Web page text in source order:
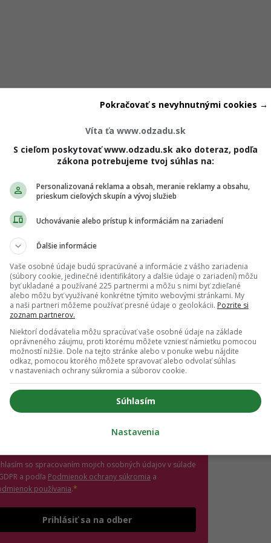
romantické momenty a vzájomná energia spôsobili, že sa
medzi najväčšie favoritky. Na sociálnych sieťach sa
že by mala celú sériu vyhrať.
spoločné individuálne rande. Počas nich bolo vidieť, že si
Adrian si Sabinu dokonca opakovane vyberal na
ti nič neutečie! 💌
vedieť o najnovšom Girls' Point evente ako prvá?
sa na odber e-mailových newslettrov.
si nezabudni skontrolovať e-mail a potvrď
*
platnú e-mailovú adresu
chcem dostávať marketingové novinky,
partnerov. Odhlásiť sa môžeš kedykoľvek.
so spracovaním mojich osobných údajov v súlade
a podľa Podmienok ochrany súkromia (otvorí sa v novom okne)
a
používania(otvorí sa v novom okne)
.*
Prihlásiť sa na odber
Víta ťa www.odzadu.sk
S cieľom poskytovať www.odzadu.sk ako doteraz, podľa
zákona potrebujeme tvoj súhlas na:
Personalizovaná reklama a obsah, meranie reklamy a obsahu,
prieskum cieľových skupín a vývoj služieb
Uchovávanie alebo prístup k informáciám na zariadení
Ďalšie informácie
Vaše osobné údaje budú spracúvané a informácie z vášho zariadenia
(súbory cookie, jedinečné identifikátory a ďalšie údaje o zariadení) môžu
byť ukladané a používané 225 partnermi a môžu s nimi byť zdieľané
alebo môžu byť využívané konkrétne týmito webovými stránkami. My
a naši partneri môžeme používať presné údaje o geolokácii. Pozrite si
zoznam partnerov.
Niektorí dodávatelia môžu spracúvať vaše osobné údaje na základe
oprávneného záujmu, proti ktorému môžete vzniesť námietku pomocou
možností nižšie. Dole na tejto stránke alebo v ponuke webu nájdite
odkaz, pomocou ktorého môžete spravovať alebo odvolať súhlas
v nastaveniach ochrany súkromia a súborov cookie.
Súhlasím
Pokračovať s nevyhnutnými cookies →
Nastavenia